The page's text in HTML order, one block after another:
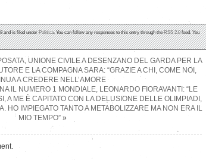
and is filed underPolitica. You can follow any responses to this entry through theRSS 2.0feed. You
UNIONE CIVILE A DESENZANO DEL GARDA PER LA
E LA COMPAGNA SARA: “GRAZIE A CHI, COME NOI,
A CREDERE NELL’AMORE
IL NUMERO 1 MONDIALE, LEONARDO FIORAVANTI: “LE
A ME È CAPITATO CON LA DELUSIONE DELLE OLIMPIADI,
HO IMPIEGATO TANTO A METABOLIZZARE MA NON ERA IL
MIO TEMPO”»